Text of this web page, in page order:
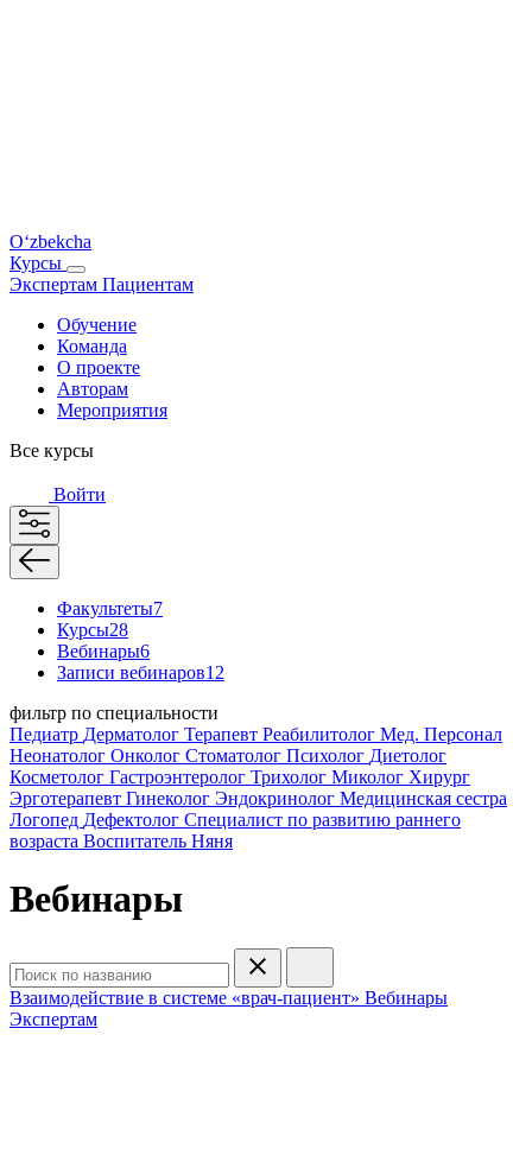
O‘zbekcha
Курсы
Экспертам Пациентам
Обучение
Команда
О проекте
Авторам
Мероприятия
Все курсы
Войти
Факультеты7
Курсы28
Вебинары6
Записи вебинаров12
фильтр по специальности
Педиатр Дерматолог Терапевт Реабилитолог Мед. Персонал
Неонатолог Онколог Стоматолог Психолог Диетолог
Косметолог Гастроэнтеролог Трихолог Миколог Хирург
Эрготерапевт Гинеколог Эндокринолог Медицинская сестра
Логопед Дефектолог Специалист по развитию раннего
возраста Воспитатель Няня
Вебинары
Взаимодействие в системе «врач-пациент» Вебинары
Экспертам